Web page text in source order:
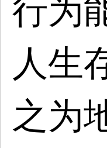
行为
人生
之为